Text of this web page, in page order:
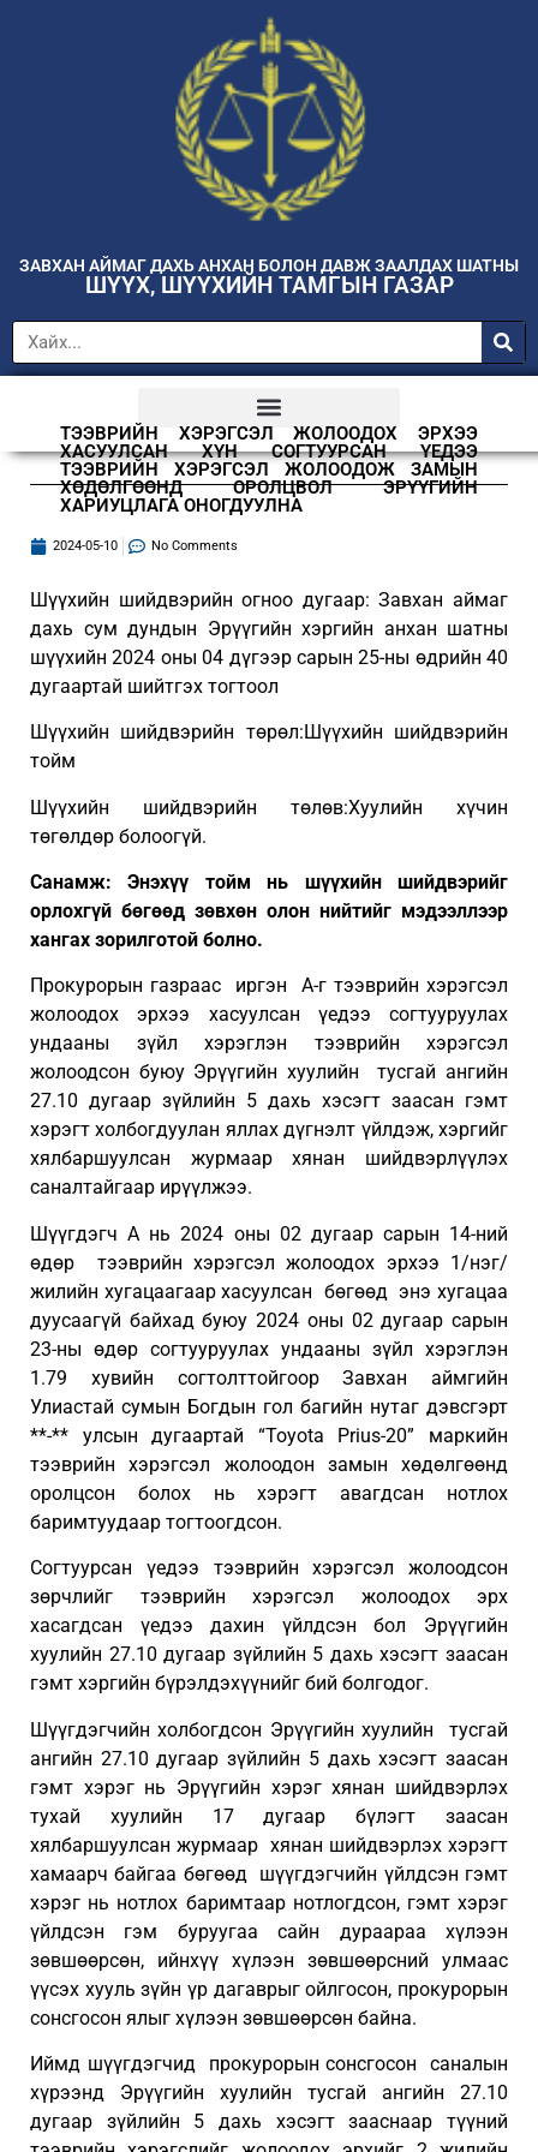
ЗАВХАН АЙМАГ ДАХЬ АНХАН БОЛОН ДАВЖ ЗААЛДАХ ШАТНЫ
ШҮҮХ, ШҮҮХИЙН ТАМГЫН ГАЗАР
ТЭЭВРИЙН ХЭРЭГСЭЛ ЖОЛООДОХ ЭРХЭЭ
ХАСУУЛСАН ХҮН СОГТУУРСАН ҮЕДЭЭ
ТЭЭВРИЙН ХЭРЭГСЭЛ ЖОЛООДОЖ ЗАМЫН
ХӨДӨЛГӨӨНД ОРОЛЦВОЛ ЭРҮҮГИЙН
ХАРИУЦЛАГА ОНОГДУУЛНА
2024-05-10 No Comments
Шүүхийн шийдвэрийн огноо дугаар: Завхан аймаг
дахь сум дундын Эрүүгийн хэргийн анхан шатны
шүүхийн 2024 оны 04 дүгээр сарын 25-ны өдрийн 40
дугаартай шийтгэх тогтоол
Шүүхийн шийдвэрийн төрөл:Шүүхийн шийдвэрийн
тойм
Шүүхийн шийдвэрийн төлөв:Хуулийн хүчин
төгөлдөр болоогүй.
Санамж: Энэхүү тойм нь шүүхийн шийдвэрийг
орлохгүй бөгөөд зөвхөн олон нийтийг мэдээллээр
хангах зорилготой болно.
Прокурорын газраас иргэн А-г тээврийн хэрэгсэл
жолоодох эрхээ хасуулсан үедээ согтууруулах
ундааны зүйл хэрэглэн тээврийн хэрэгсэл
жолоодсон буюу Эрүүгийн хуулийн тусгай ангийн
27.10 дугаар зүйлийн 5 дахь хэсэгт заасан гэмт
хэрэгт холбогдуулан яллах дүгнэлт үйлдэж, хэргийг
хялбаршуулсан журмаар хянан шийдвэрлүүлэх
саналтайгаар ирүүлжээ.
Шүүгдэгч А нь 2024 оны 02 дугаар сарын 14-ний
өдөр тээврийн хэрэгсэл жолоодох эрхээ 1/нэг/
жилийн хугацаагаар хасуулсан бөгөөд энэ хугацаа
дуусаагүй байхад буюу 2024 оны 02 дугаар сарын
23-ны өдөр согтууруулах ундааны зүйл хэрэглэн
1.79 хувийн согтолттойгоор Завхан аймгийн
Улиастай сумын Богдын гол багийн нутаг дэвсгэрт
**-** улсын дугаартай “Toyota Prius-20” маркийн
тээврийн хэрэгсэл жолоодон замын хөдөлгөөнд
оролцсон болох нь хэрэгт авагдсан нотлох
баримтуудаар тогтоогдсон.
Согтуурсан үедээ тээврийн хэрэгсэл жолоодсон
зөрчлийг тээврийн хэрэгсэл жолоодох эрх
хасагдсан үедээ дахин үйлдсэн бол Эрүүгийн
хуулийн 27.10 дугаар зүйлийн 5 дахь хэсэгт заасан
гэмт хэргийн бүрэлдэхүүнийг бий болгодог.
Шүүгдэгчийн холбогдсон Эрүүгийн хуулийн тусгай
ангийн 27.10 дугаар зүйлийн 5 дахь хэсэгт заасан
гэмт хэрэг нь Эрүүгийн хэрэг хянан шийдвэрлэх
тухай хуулийн 17 дугаар бүлэгт заасан
хялбаршуулсан журмаар хянан шийдвэрлэх хэрэгт
хамаарч байгаа бөгөөд шүүгдэгчийн үйлдсэн гэмт
хэрэг нь нотлох баримтаар нотлогдсон, гэмт хэрэг
үйлдсэн гэм буруугаа сайн дураараа хүлээн
зөвшөөрсөн, ийнхүү хүлээн зөвшөөрсний улмаас
үүсэх хууль зүйн үр дагаврыг ойлгосон, прокурорын
сонсгосон ялыг хүлээн зөвшөөрсөн байна.
Иймд шүүгдэгчид прокурорын сонсгосон саналын
хүрээнд Эрүүгийн хуулийн тусгай ангийн 27.10
дугаар зүйлийн 5 дахь хэсэгт зааснаар түүний